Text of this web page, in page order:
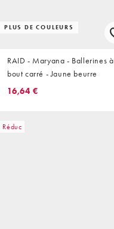
PLUS DE COULEURS
RAID - Maryana - Ballerines à
bout carré - Jaune beurre
16,64 €
Réduc